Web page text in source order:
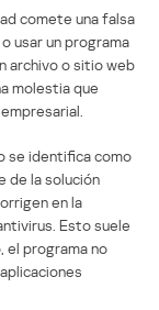
comete una falsa
usar un programa
archivo o sitio web
molestia que
se identifica como
de la solución
en la
Esto suele
el programa no